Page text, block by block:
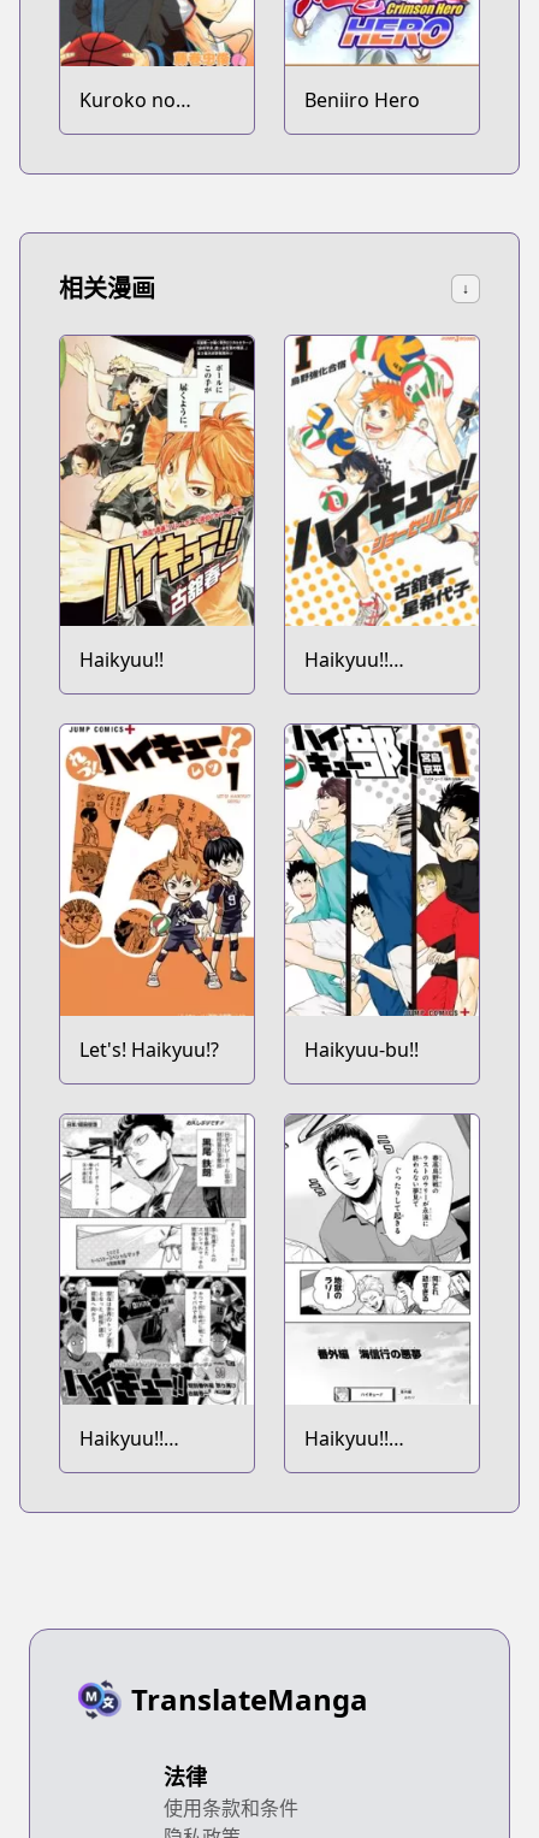
Kuroko no
Basket
Beniiro Hero
相关漫画 ↓
Haikyuu!!
Haikyuu!!
Shousetsu-ban!!
Let's! Haikyuu!? Haikyuu-bu!!
Haikyuu!!
Tokubetsu
Haikyuu!!
Bangai-hen:
TranslateManga
法律
使用条款和条件